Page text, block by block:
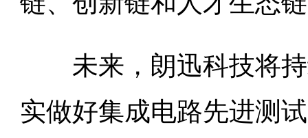
未来，朗迅科技将持
实做好集成电路先进测